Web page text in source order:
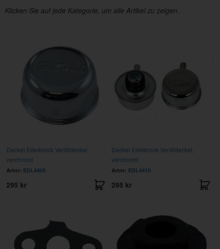
Klicken Sie auf jede Kategorie, um alle Artikel zu zeigen.
Deckel Edelbrock Ventildeckel,
verchromt
Artnr: EDL4405
295 kr
Deckel Edelbrock Ventildeckel,
verchromt
Artnr: EDL4410
295 kr